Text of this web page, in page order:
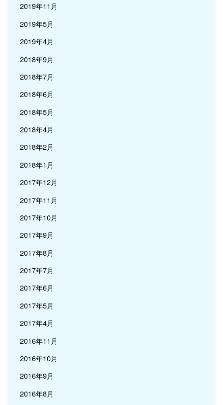
2019年11月
2019年5月
2019年4月
2018年9月
2018年7月
2018年6月
2018年5月
2018年4月
2018年2月
2018年1月
2017年12月
2017年11月
2017年10月
2017年9月
2017年8月
2017年7月
2017年6月
2017年5月
2017年4月
2016年11月
2016年10月
2016年9月
2016年8月